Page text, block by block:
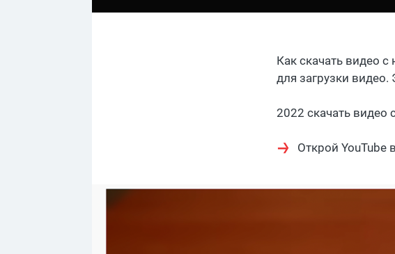
Как скачать видео
для загрузки
2022 скачать видео
Открой YouTube